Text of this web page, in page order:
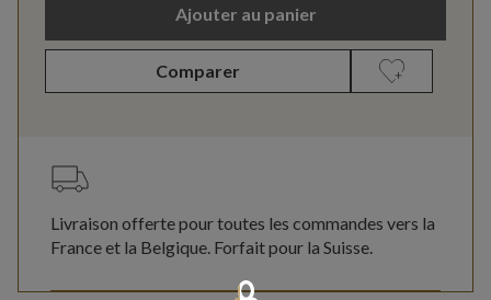
Ajouter au panier
Comparer
Livraison offerte pour toutes les commandes vers la
France et la Belgique. Forfait pour la Suisse.